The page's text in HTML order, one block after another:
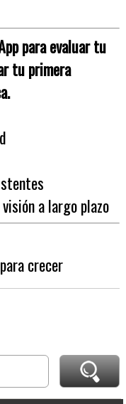
para evaluar tu
tu primera
a largo plazo
crecer